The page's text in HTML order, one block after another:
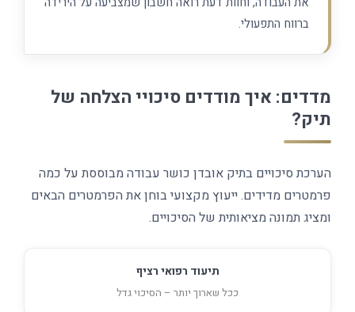
ברווח התפעולי.
מדדים: איך מודדים סיכויי הצלחה של
תיק?
הערכת סיכויים בתיק אובדן כושר עבודה מבוססת על כמה
פרמטרים מדידים. ייעוץ מקצועי בוחן את הפרמטרים הבאים
ומציג תמונה מציאותית של הסיכויים.
תיעוד רפואי רציף
ככל שארוך יותר – הסיכוי גדל